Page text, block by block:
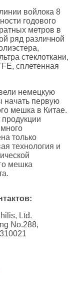
войлока 8
годового
метров в
ряд различной
стеклоткани,
сплетенная
немецкую
начать первую
мешка в Китае.
только
технология и
мешка
Ltd.
No.288,